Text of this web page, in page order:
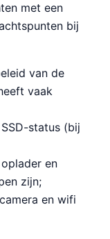
met een
bij
van de
vaak
status (bij
en
zijn;
en wifi